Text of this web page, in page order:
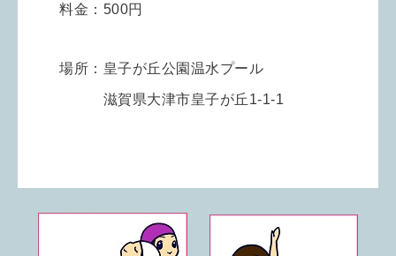
料金：500円
場所：皇子が丘公園温水プール
滋賀県大津市皇子が丘1-1-1